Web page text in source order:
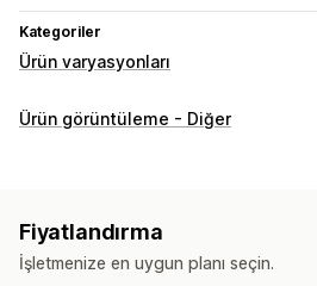
Kategoriler
Ürün varyasyonları
Özelleştirme
Envanter
Ürün görüntüleme - Diğer
Fiyatlandırma
İşletmenize en uygun planı seçin.